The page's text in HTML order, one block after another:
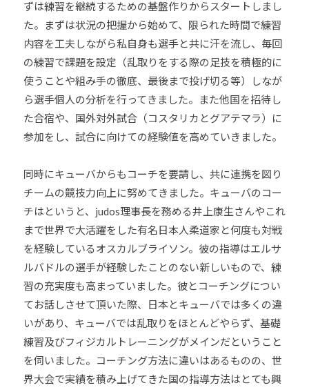
ずは練習を継続するための基盤作りからスタートしまし
た。まずは状況の把握から始めて、限られた時間で練習
内容を工夫しながら私自身も選手と共に汗を流し、毎回
の練習で課題を設定（乱取りをする際の足技を積極的に
使うことや組み手の徹底、最後まで投げ切る等）しなが
ら選手個人の分析を行ってきました。また他国を招待し
た合宿や、国外対外試合（コスタリカとグアテマラ）に
参加をし、試合に向けての経験値を高めていきました。
同時にキューバからもコーチを要請し、共に連携を図り
チームの競技力向上に努めてきました。キューバのコー
チはというと、judos理事長を務める井上康生さんやこれ
まで世界で大活躍をした有名日本人柔道家と何度も対戦
を経験しているオスカルブライソン。彼の指導はエルサ
ルバドルの選手が経験したことのない新しいもので、練
習の充実度も高まっていました。彼とコーチングについ
てお話しさせて頂いた際、日本とキューバでは多くの違
いがあり、キューバでは乱取りをほとんどやらず、基礎
練習及びフィジカルトレーニングがメインだということ
を伺いました。コーチング方法に違いはあるものの、世
界大会で実績を積み上げてきた国の指導方法はとても興